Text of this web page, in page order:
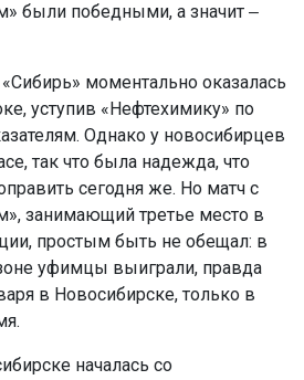
были победными, а значит ‒
моментально оказалась
уступив «Нефтехимику» по
Однако у новосибирцев
так что была надежда, что
сегодня же. Но матч с
занимающий третье место в
простым быть не обещал: в
уфимцы выиграли, правда
в Новосибирске, только в
началась со